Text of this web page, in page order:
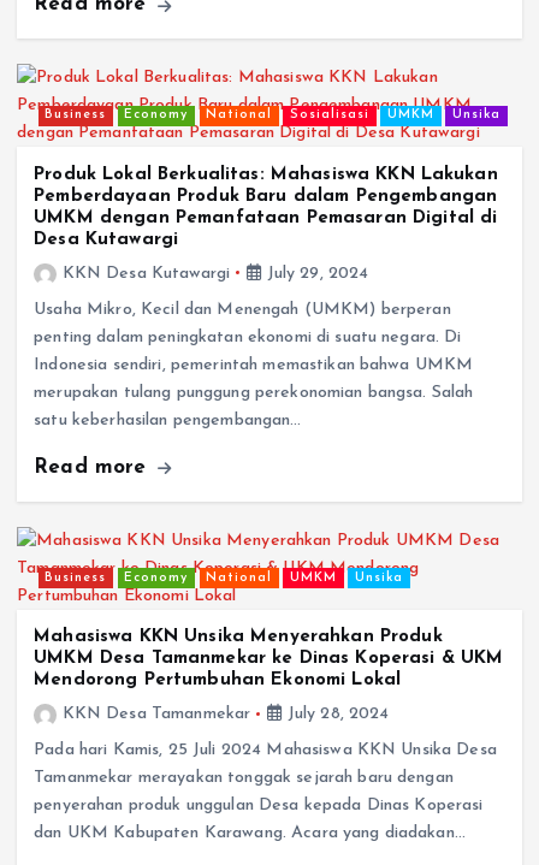
Read more
Business Economy National Sosialisasi UMKM Unsika
Produk Lokal Berkualitas: Mahasiswa KKN Lakukan
Pemberdayaan Produk Baru dalam Pengembangan
UMKM dengan Pemanfataan Pemasaran Digital di
Desa Kutawargi
KKN Desa Kutawargi
July 29, 2024
Usaha Mikro, Kecil dan Menengah (UMKM) berperan
penting dalam peningkatan ekonomi di suatu negara. Di
Indonesia sendiri, pemerintah memastikan bahwa UMKM
merupakan tulang punggung perekonomian bangsa. Salah
satu keberhasilan pengembangan…
Read more
Business Economy National UMKM Unsika
Mahasiswa KKN Unsika Menyerahkan Produk
UMKM Desa Tamanmekar ke Dinas Koperasi & UKM
Mendorong Pertumbuhan Ekonomi Lokal
KKN Desa Tamanmekar
July 28, 2024
Pada hari Kamis, 25 Juli 2024 Mahasiswa KKN Unsika Desa
Tamanmekar merayakan tonggak sejarah baru dengan
penyerahan produk unggulan Desa kepada Dinas Koperasi
dan UKM Kabupaten Karawang. Acara yang diadakan…